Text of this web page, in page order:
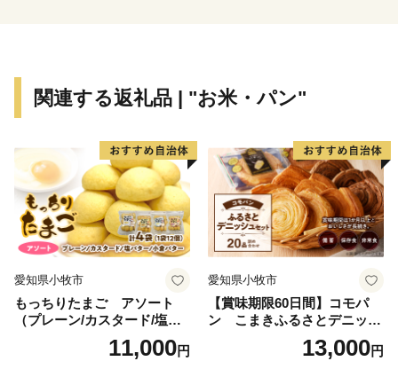
市の中心部で鮎が釣れ、水道水はおいしい地下水です。
物、木材や木工製品、さつきなどの緑花木、金属加工品
など多くの特産物も、皆様をきっと笑顔でいっぱいにす
ることでしょう。
「ふるさとかぬま」のさらなる発展のため、ご支援をよ
ろしくお願いします。
関連する返礼品 | "お米・パン"
愛知県小牧市
もっちりたまご アソート
（プレーン/カスタード/塩バ
ター/小倉バター）11,000円
愛知県小牧市
【賞味期限60日間】コモパ
ン こまきふるさとデニッシ
ュセット（20個入り）／災害
用備蓄 保存食 非常食 防災グ
13,000円